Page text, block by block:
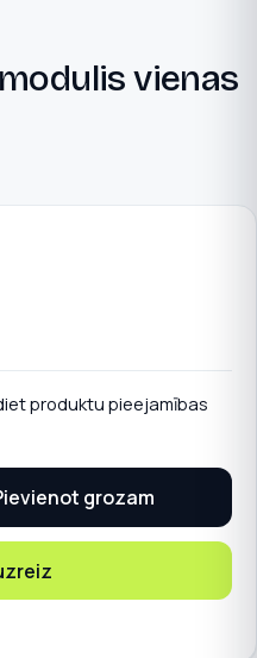
vienas
produktu pieejamības
fāzes invertoram quantity
grozam